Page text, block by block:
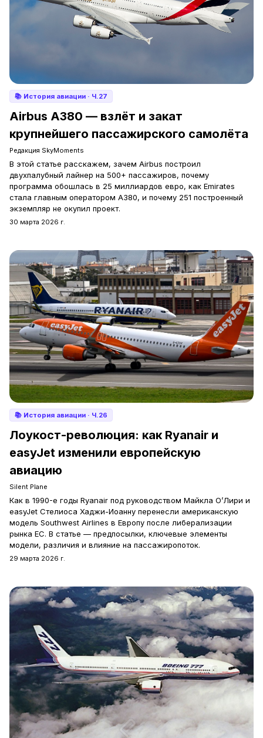
📚 История авиации · Ч.27
Airbus A380 — взлёт и закат
крупнейшего пассажирского самолёта
Редакция SkyMoments
В этой статье расскажем, зачем Airbus построил
двухпалубный лайнер на 500+ пассажиров, почему
программа обошлась в 25 миллиардов евро, как Emirates
стала главным оператором A380, и почему 251 построенный
экземпляр не окупил проект.
30 марта 2026 г.
📚 История авиации · Ч.26
Лоукост-революция: как Ryanair и
easyJet изменили европейскую
авиацию
Silent Plane
Как в 1990-е годы Ryanair под руководством Майкла О’Лири и
easyJet Стелиоса Хаджи-Иоанну перенесли американскую
модель Southwest Airlines в Европу после либерализации
рынка ЕС. В статье — предпосылки, ключевые элементы
модели, различия и влияние на пассажиропоток.
29 марта 2026 г.